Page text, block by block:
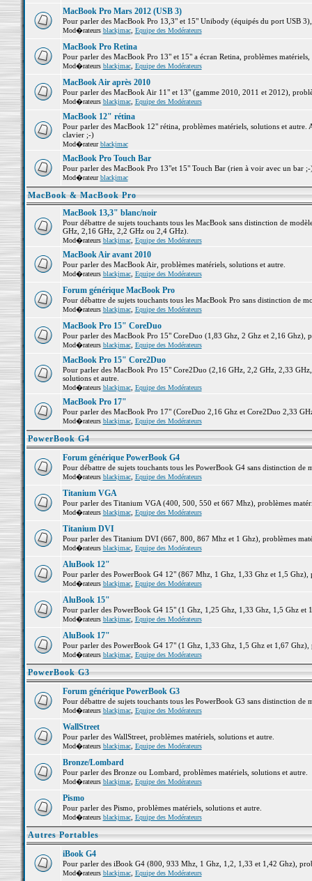
MacBook Pro Mars 2012 (USB 3)
Pour parler des MacBook Pro 13,3" et 15" Unibody (équipés du port USB
Mod�rateurs blackjmac, Equipe des Modérateurs
MacBook Pro Retina
Pour parler des MacBook Pro 13" et 15" a écran Retina, problèmes matériels,
Mod�rateurs blackjmac, Equipe des Modérateurs
MacBook Air après 2010
Pour parler des MacBook Air 11" et 13" (gamme 2010, 2011 et 2012),
Mod�rateurs blackjmac, Equipe des Modérateurs
MacBook 12" rétina
Pour parler des MacBook 12" rétina, problèmes matériels, solutions et
clavier ;-)
Mod�rateurblackjmac
MacBook Pro Touch Bar
Pour parler des MacBook Pro 13"et 15" Touch Bar (rien à voir avec un bar
Mod�rateurblackjmac
MacBook & MacBook Pro
MacBook 13,3" blanc/noir
Pour débattre de sujets touchants tous les MacBook sans distinction de
GHz, 2,16 GHz, 2,2 GHz ou 2,4 GHz).
Mod�rateurs blackjmac, Equipe des Modérateurs
MacBook Air avant 2010
Pour parler des MacBook Air, problèmes matériels, solutions et autre.
Mod�rateurs blackjmac, Equipe des Modérateurs
Forum générique MacBook Pro
Pour débattre de sujets touchants tous les MacBook Pro sans distinction de
Mod�rateurs blackjmac, Equipe des Modérateurs
MacBook Pro 15" CoreDuo
Pour parler des MacBook Pro 15" CoreDuo (1,83 Ghz, 2 Ghz et 2,16 Ghz),
Mod�rateurs blackjmac, Equipe des Modérateurs
MacBook Pro 15" Core2Duo
Pour parler des MacBook Pro 15" Core2Duo (2,16 GHz, 2,2 GHz, 2,33
solutions et autre.
Mod�rateurs blackjmac, Equipe des Modérateurs
MacBook Pro 17"
Pour parler des MacBook Pro 17" (CoreDuo 2,16 Ghz et Core2Duo 2,33
Mod�rateurs blackjmac, Equipe des Modérateurs
PowerBook G4
Forum générique PowerBook G4
Pour débattre de sujets touchants tous les PowerBook G4 sans distinction de
Mod�rateurs blackjmac, Equipe des Modérateurs
Titanium VGA
Pour parler des Titanium VGA (400, 500, 550 et 667 Mhz), problèmes
Mod�rateurs blackjmac, Equipe des Modérateurs
Titanium DVI
Pour parler des Titanium DVI (667, 800, 867 Mhz et 1 Ghz), problèmes
Mod�rateurs blackjmac, Equipe des Modérateurs
AluBook 12"
Pour parler des PowerBook G4 12" (867 Mhz, 1 Ghz, 1,33 Ghz et 1,5 Ghz),
Mod�rateurs blackjmac, Equipe des Modérateurs
AluBook 15"
Pour parler des PowerBook G4 15" (1 Ghz, 1,25 Ghz, 1,33 Ghz, 1,5 Ghz et
Mod�rateurs blackjmac, Equipe des Modérateurs
AluBook 17"
Pour parler des PowerBook G4 17" (1 Ghz, 1,33 Ghz, 1,5 Ghz et 1,67 Ghz),
Mod�rateurs blackjmac, Equipe des Modérateurs
PowerBook G3
Forum générique PowerBook G3
Pour débattre de sujets touchants tous les PowerBook G3 sans distinction de
Mod�rateurs blackjmac, Equipe des Modérateurs
WallStreet
Pour parler des WallStreet, problèmes matériels, solutions et autre.
Mod�rateurs blackjmac, Equipe des Modérateurs
Bronze/Lombard
Pour parler des Bronze ou Lombard, problèmes matériels, solutions et autre.
Mod�rateurs blackjmac, Equipe des Modérateurs
Pismo
Pour parler des Pismo, problèmes matériels, solutions et autre.
Mod�rateurs blackjmac, Equipe des Modérateurs
Autres Portables
iBook G4
Pour parler des iBook G4 (800, 933 Mhz, 1 Ghz, 1,2, 1,33 et 1,42 Ghz),
Mod�rateurs blackjmac, Equipe des Modérateurs